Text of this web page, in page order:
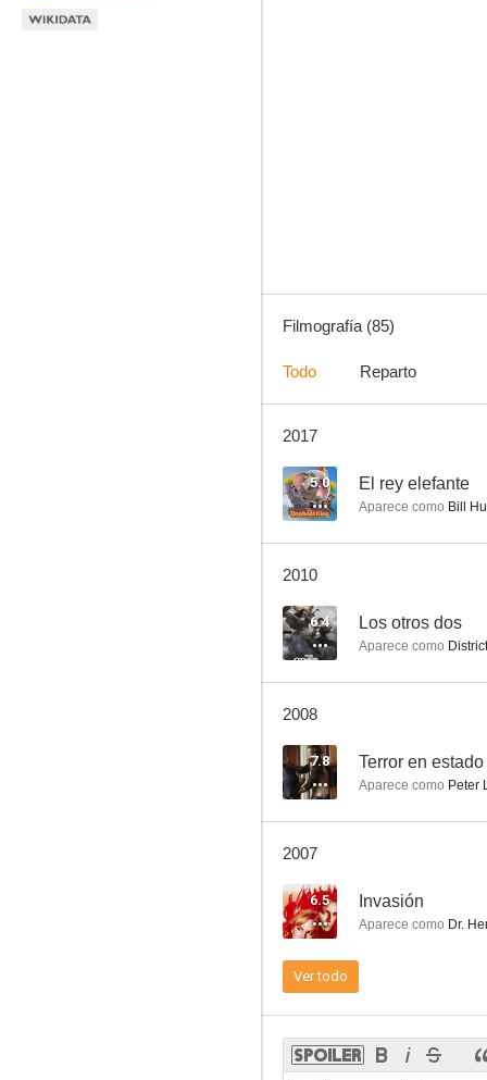
6.8
Filmografía (85)
Todo Reparto
2017
5.0 El rey elefante
Aparece como Bill
2010
6.4 Los otros dos
Aparece como
2008
7.8
Aparece como Peter
2007
6.5 Invasión
Aparece como Dr.
Ver todo